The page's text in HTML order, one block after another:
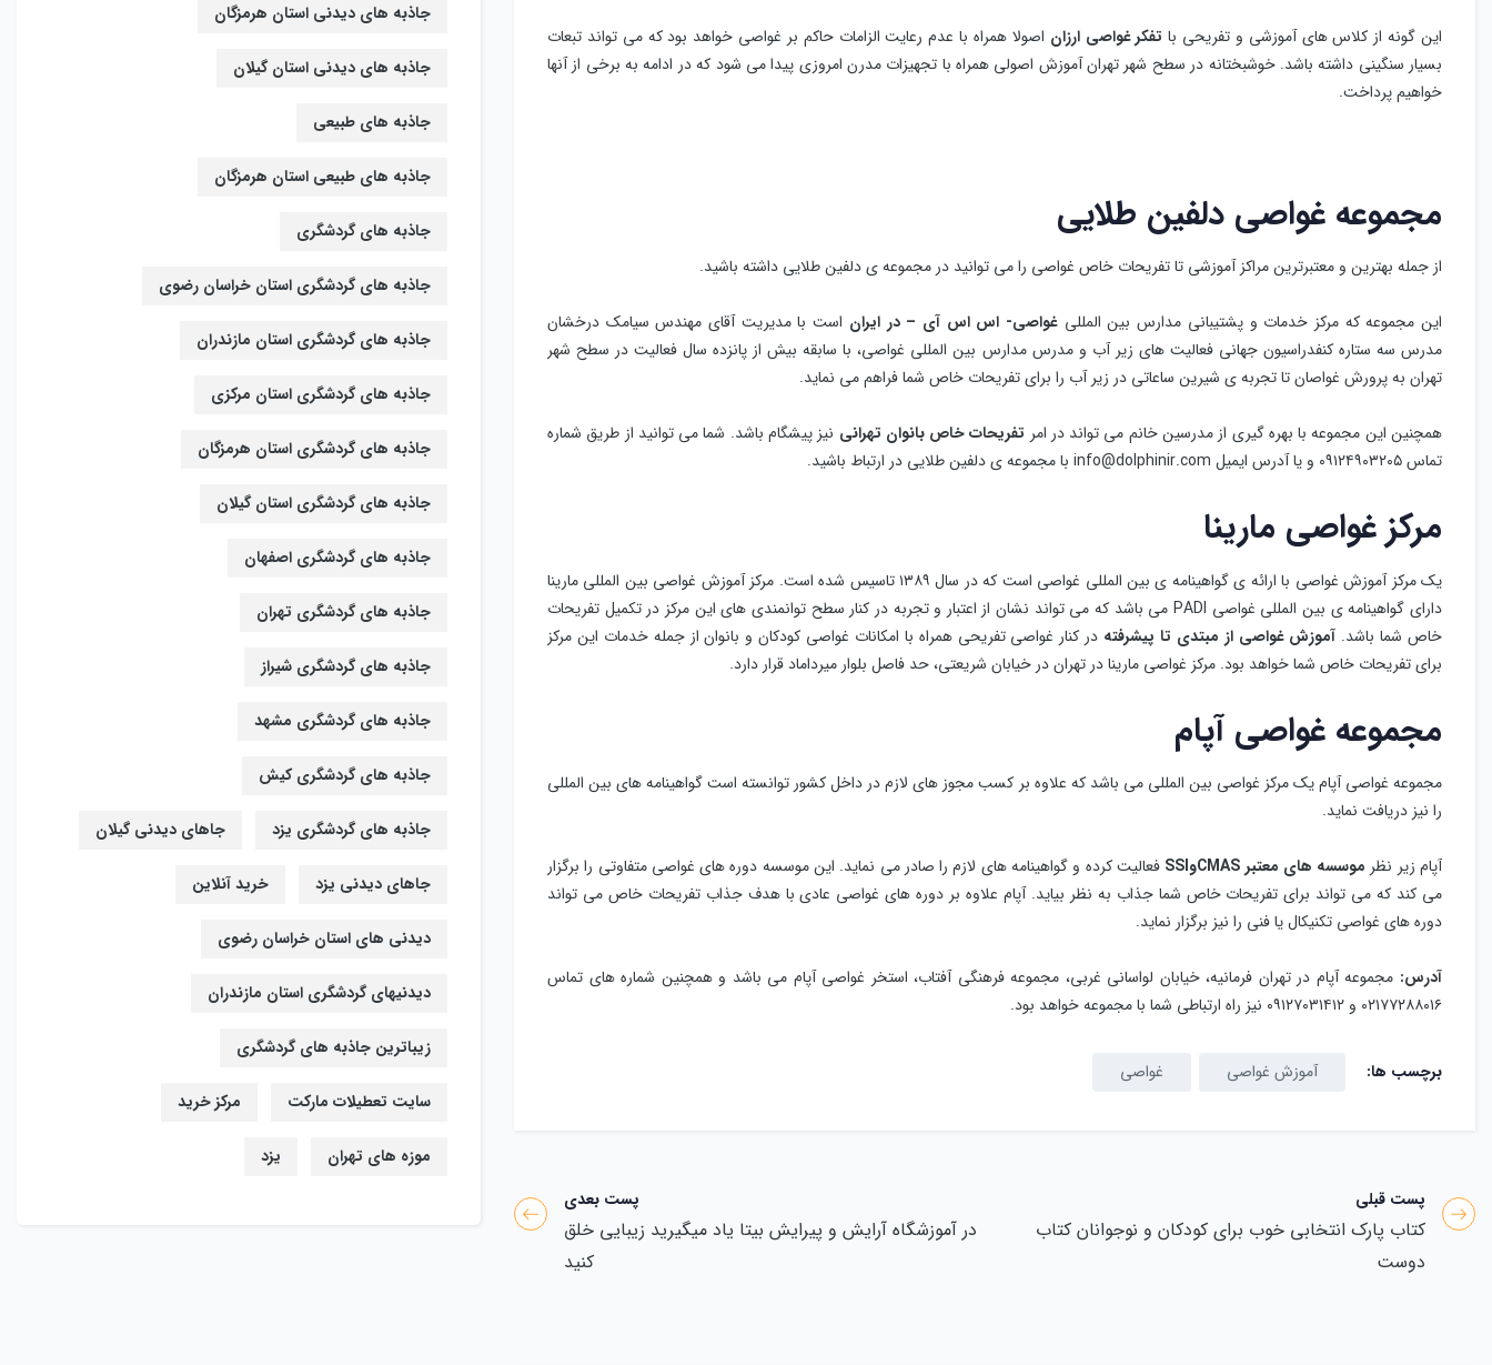
این گونه از کلاس های آموزشی و تفریحی باتفکر غواصی ارزان اصولا همراه با عدم رعایت الزامات حاکم بر غواصی خواهد بود که می تواند تبعات
بسیار سنگینی داشته باشد. خوشبختانه در سطح شهر تهران آموزش اصولی همراه با تجهیزات مدرن امروزی پیدا می شود که در ادامه به برخی از آنها
خواهیم پرداخت.
مجموعه غواصی دلفین طلایی
از جمله بهترین و معتبرترین مراکز آموزشی تا تفریحات خاص غواصی را می توانید در مجموعه ی دلفین طلایی داشته باشید.
این مجموعه که مرکز خدمات و پشتیبانی مدارس بین المللی غواصی- اس اس آی – در ایران است با مدیریت آقای مهندس سیامک درخشان
مدرس سه ستاره کنفدراسیون جهانی فعالیت های زیر آب و مدرس مدارس بین المللی غواصی، با سابقه بیش از پانزده سال فعالیت در سطح شهر
تهران به پرورش غواصان تا تجربه ی شیرین ساعاتی در زیر آب را برای تفریحات خاص شما فراهم می نماید.
همچنین این مجموعه با بهره گیری از مدرسین خانم می تواند در امر تفریحات خاص بانوان تهرانی نیز پیشگام باشد. شما می توانید از طریق شماره
تماس ۰۹۱۲۴۹۰۳۲۰۵ و یا آدرس ایمیل info@dolphinir.com با مجموعه ی دلفین طلایی در ارتباط باشید.
مرکز غواصی مارینا
یک مرکز آموزش غواصی با ارائه ی گواهینامه ی بین المللی غواصی است که در سال ۱۳۸۹ تاسیس شده است. مرکز آموزش غواصی بین المللی مارینا
دارای گواهینامه ی بین المللی غواصی PADI می باشد که می تواند نشان از اعتبار و تجربه در کنار سطح توانمندی های این مرکز در تکمیل تفریحات
خاص شما باشد. آموزش غواصی از مبتدی تا پیشرفته در کنار غواصی تفریحی همراه با امکانات غواصی کودکان و بانوان از جمله خدمات این مرکز
برای تفریحات خاص شما خواهد بود. مرکز غواصی مارینا در تهران در خیابان شریعتی، حد فاصل بلوار میرداماد قرار دارد.
مجموعه غواصی آپام
مجموعه غواصی آپام یک مرکز غواصی بین المللی می باشد که علاوه بر کسب مجوز های لازم در داخل کشور توانسته است گواهینامه های بین المللی
را نیز دریافت نماید.
آپام زیر نظر موسسه های معتبر CMASوSSI
فعالیت کرده و گواهینامه های لازم را صادر می نماید. این موسسه دوره های غواصی متفاوتی را برگزار
می کند که می تواند برای تفریحات خاص شما جذاب به نظر بیاید. آپام علاوه بر دوره های غواصی عادی با هدف جذاب تفریحات خاص می تواند
دوره های غواصی تکنیکال یا فنی را نیز برگزار نماید.
آدرس: مجموعه آپام در تهران فرمانیه، خیابان لواسانی غربی، مجموعه فرهنگی آفتاب، استخر غواصی آپام می باشد و همچنین شماره های تماس
۰۲۱۷۷۲۸۸۰۱۶ و ٠٩١٢٧٠٣١۴١٢ نیز راه ارتباطی شما با مجموعه خواهد بود.
برچسب ها: آموزش غواصی غواصی
پست قبلی
کتاب پارک انتخابی خوب برای کودکان و نوجوانان کتاب
دوست
پست بعدی
در آموزشگاه آرایش و پیرایش بیتا یاد میگیرید زیبایی خلق
کنید
جاذبه های دیدنی استان هرمزگان
جاذبه های دیدنی استان گیلان
جاذبه های طبیعی
جاذبه های طبیعی استان هرمزگان
جاذبه های گردشگری
جاذبه های گردشگری استان خراسان رضوی
جاذبه های گردشگری استان مازندران
جاذبه های گردشگری استان مرکزی
جاذبه های گردشگری استان هرمزگان
جاذبه های گردشگری استان گیلان
جاذبه های گردشگری اصفهان
جاذبه های گردشگری تهران
جاذبه های گردشگری شیراز
جاذبه های گردشگری مشهد
جاذبه های گردشگری کیش
جاذبه های گردشگری یزد جاهای دیدنی گیلان
جاهای دیدنی یزد خرید آنلاین
دیدنی های استان خراسان رضوی
دیدنیهای گردشگری استان مازندران
زیباترین جاذبه های گردشگری
سایت تعطیلات مارکت مرکز خرید
موزه های تهران یزد